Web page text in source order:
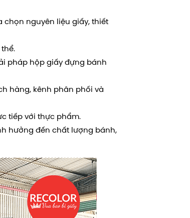
chọn nguyên liệu giấy, thiết
pháp hộp giấy đựng bánh
hàng, kênh phân phối và
tiếp với thực phẩm.
hưởng đến chất lượng bánh,